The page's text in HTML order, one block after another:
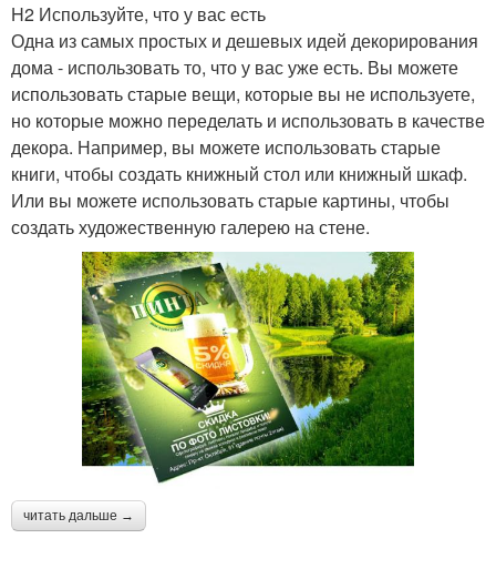
H2 Используйте, что у вас есть
Одна из самых простых и дешевых идей декорирования
дома - использовать то, что у вас уже есть. Вы можете
использовать старые вещи, которые вы не используете,
но которые можно переделать и использовать в качестве
декора. Например, вы можете использовать старые
книги, чтобы создать книжный стол или книжный шкаф.
Или вы можете использовать старые картины, чтобы
создать художественную галерею на стене.
читать дальше →